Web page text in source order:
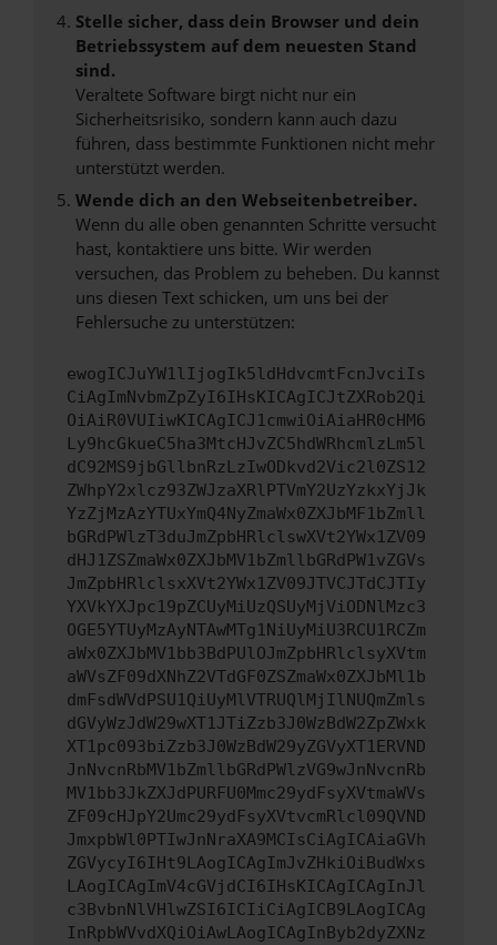
Stelle sicher, dass dein Browser und dein
Betriebssystem auf dem neuesten Stand
sind.
Veraltete Software birgt nicht nur ein
Sicherheitsrisiko, sondern kann auch dazu
führen, dass bestimmte Funktionen nicht mehr
unterstützt werden.
Wende dich an den Webseitenbetreiber.
Wenn du alle oben genannten Schritte versucht
hast, kontaktiere uns bitte. Wir werden
versuchen, das Problem zu beheben. Du kannst
uns diesen Text schicken, um uns bei der
Fehlersuche zu unterstützen:
ewogICJuYW1lIjogIk5ldHdvcmtFcnJvciIs
CiAgImNvbmZpZyI6IHsKICAgICJtZXRob2Qi
OiAiR0VUIiwKICAgICJ1cmwiOiAiaHR0cHM6
Ly9hcGkueC5ha3MtcHJvZC5hdWRhcmlzLm5l
dC92MS9jbGllbnRzLzIwODkvd2Vic2l0ZS12
ZWhpY2xlcz93ZWJzaXRlPTVmY2UzYzkxYjJk
YzZjMzAzYTUxYmQ4NyZmaWx0ZXJbMF1bZmll
bGRdPWlzT3duJmZpbHRlclswXVt2YWx1ZV09
dHJ1ZSZmaWx0ZXJbMV1bZmllbGRdPW1vZGVs
JmZpbHRlclsxXVt2YWx1ZV09JTVCJTdCJTIy
YXVkYXJpc19pZCUyMiUzQSUyMjViODNlMzc3
OGE5YTUyMzAyNTAwMTg1NiUyMiU3RCU1RCZm
aWx0ZXJbMV1bb3BdPUlOJmZpbHRlclsyXVtm
aWVsZF09dXNhZ2VTdGF0ZSZmaWx0ZXJbMl1b
dmFsdWVdPSU1QiUyMlVTRUQlMjIlNUQmZmls
dGVyWzJdW29wXT1JTiZzb3J0WzBdW2ZpZWxk
XT1pc093biZzb3J0WzBdW29yZGVyXT1ERVND
JnNvcnRbMV1bZmllbGRdPWlzVG9wJnNvcnRb
MV1bb3JkZXJdPURFU0Mmc29ydFsyXVtmaWVs
ZF09cHJpY2Umc29ydFsyXVtvcmRlcl09QVND
JmxpbWl0PTIwJnNraXA9MCIsCiAgICAiaGVh
ZGVycyI6IHt9LAogICAgImJvZHkiOiBudWxs
LAogICAgImV4cGVjdCI6IHsKICAgICAgInJl
c3BvbnNlVHlwZSI6ICIiCiAgICB9LAogICAg
InRpbWVvdXQiOiAwLAogICAgInByb2dyZXNz